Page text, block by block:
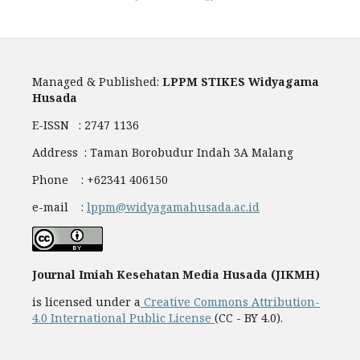
Managed & Published: LPPM STIKES Widyagama
Husada
E-ISSN : 2747 1136
Address : Taman Borobudur Indah 3A Malang
Phone : +62341 406150
e-mail : lppm@widyagamahusada.ac.id
Journal Imiah Kesehatan Media Husada (JIKMH)
is licensed under a Creative Commons Attribution-
4.0 International Public License (CC - BY 4.0).